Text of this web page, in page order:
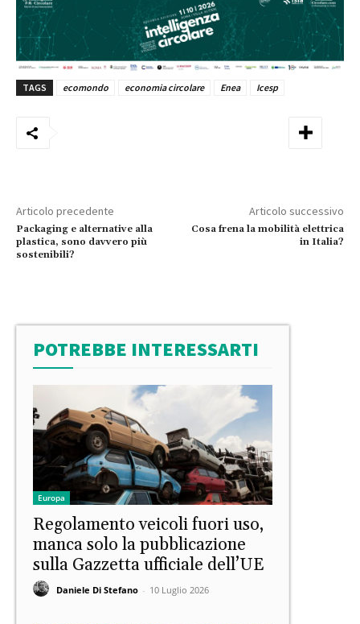
TAGS ecomondo economia circolare Enea Icesp
Articolo precedente
Packaging e alternative alla
plastica, sono davvero più
sostenibili?
Articolo successivo
Cosa frena la mobilità elettrica
in Italia?
POTREBBE INTERESSARTI
Europa
Regolamento veicoli fuori uso,
manca solo la pubblicazione
sulla Gazzetta ufficiale dell’UE
Daniele Di Stefano - 10 Luglio 2026